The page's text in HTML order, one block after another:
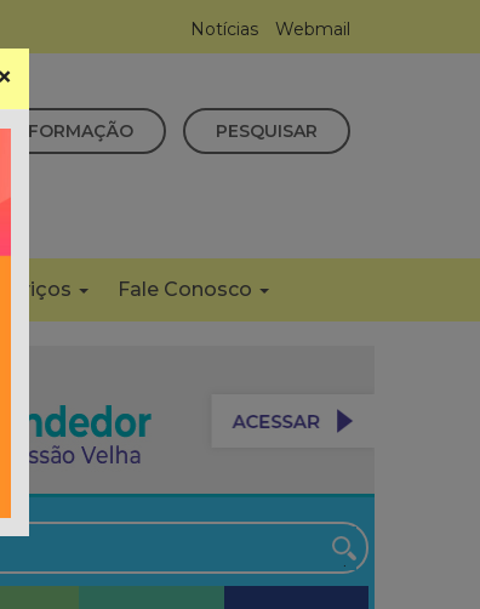
Notícias Webmail
INFORMAÇÃO PESQUISAR
Serviços Fale Conosco
×